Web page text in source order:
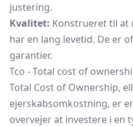
justering.
Kvalitet: Konstrueret til at
har en lang levetid. De er
garantier.
Tco - Total cost of
Total Cost of Ownership,
ejerskabsomkostning, er
overvejer at investere i en